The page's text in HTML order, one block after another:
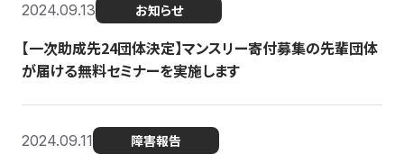
2024.09.13 お知らせ
【一次助成先24団体決定】マンスリー寄付募集の先輩団体
が届ける無料セミナーを実施します
2024.09.11 障害報告